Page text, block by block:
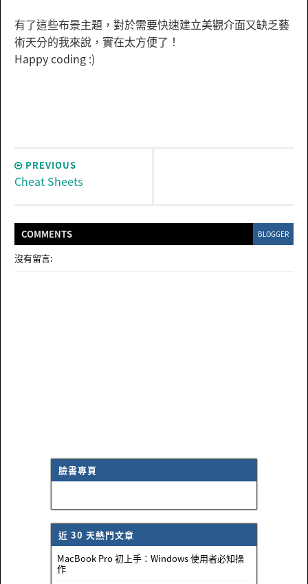
有了這些布景主題，對於需要快速建立美觀介面又缺乏藝
術天分的我來說，實在太方便了！
Happy coding :)
PREVIOUS
Cheat Sheets
COMMENTS BLOGGER
沒有留言:
臉書專頁
近 30 天熱門文章
MacBook Pro 初上手：Windows 使用者必知操
作